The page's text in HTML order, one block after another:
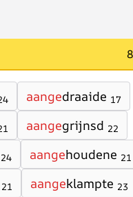
aangedraaide 17
aangegrijnsd 22
24 aangehoudene 21
21 aangeklampte 23